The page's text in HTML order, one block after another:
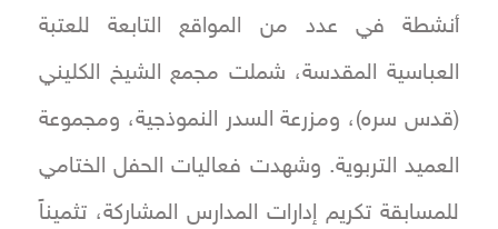
أنشطة في عدد من المواقع التابعة للعتبة
العباسية المقدسة، شملت مجمع الشيخ الكليني
(قدس سره)، ومزرعة السدر النموذجية، ومجموعة
العميد التربوية. وشهدت فعاليات الحفل الختامي
للمسابقة تكريم إدارات المدارس المشاركة، تثميناً